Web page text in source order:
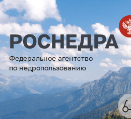
Федеральное агентство
по недропользованию